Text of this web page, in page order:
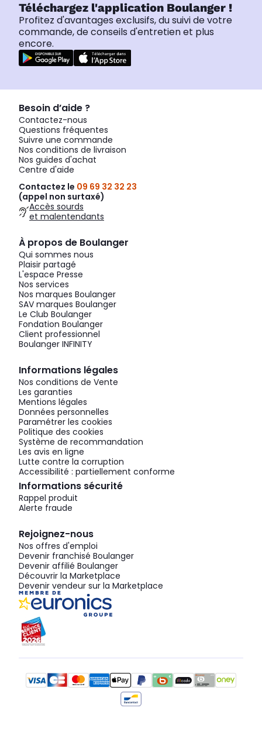
Téléchargez l'application Boulanger !
Profitez d'avantages exclusifs, du suivi de votre
commande, de conseils d'entretien et plus
encore.
Besoin d’aide ?
Contactez-nous
Questions fréquentes
Suivre une commande
Nos conditions de livraison
Nos guides d'achat
Centre d'aide
Contactez le 09 69 32 32 23
(appel non surtaxé)
Accès sourds
et malentendants
À propos de Boulanger
Qui sommes nous
Plaisir partagé
L'espace Presse
Nos services
Nos marques Boulanger
SAV marques Boulanger
Le Club Boulanger
Fondation Boulanger
Client professionnel
Boulanger INFINITY
Informations légales
Nos conditions de Vente
Les garanties
Mentions légales
Données personnelles
Paramétrer les cookies
Politique des cookies
Système de recommandation
Les avis en ligne
Lutte contre la corruption
Accessibilité : partiellement conforme
Informations sécurité
Rappel produit
Alerte fraude
Rejoignez-nous
Nos offres d'emploi
Devenir franchisé Boulanger
Devenir affilié Boulanger
Découvrir la Marketplace
Devenir vendeur sur la Marketplace